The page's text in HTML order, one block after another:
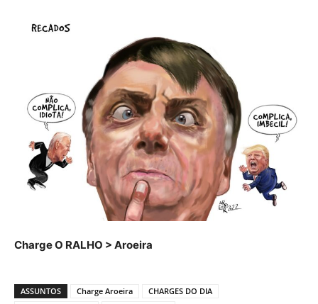
Charge O RALHO > Aroeira
ASSUNTOS Charge Aroeira
CHARGES DO DIA